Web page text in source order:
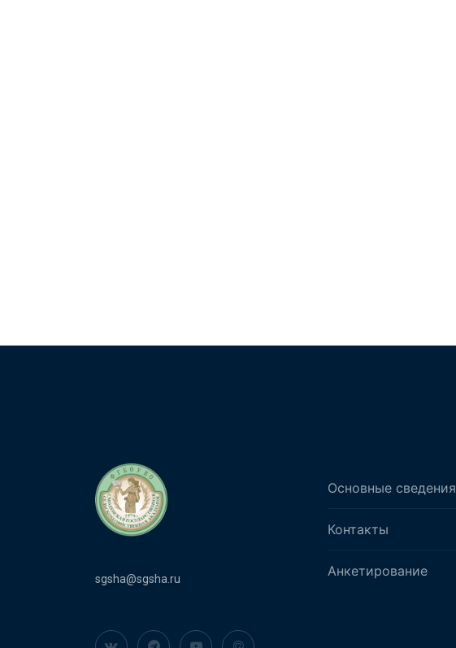
sgsha@sgsha.ru
Основные сведения
Контакты
Анкетирование